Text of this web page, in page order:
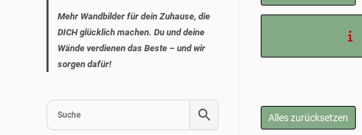
Alles zurücksetzen
Mehr Wandbilder für dein Zuhause, die
DICH glücklich machen. Du und deine
Wände verdienen das Beste – und wir
sorgen dafür!